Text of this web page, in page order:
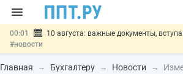
00:01
10 августа: важные документы,
#новости
07.08 Подписан закон о блокировке продажи
«Честный знак»#новости
Главная Бухгалтеру Новости